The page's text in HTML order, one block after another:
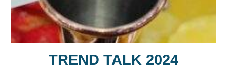
TREND TALK 2024